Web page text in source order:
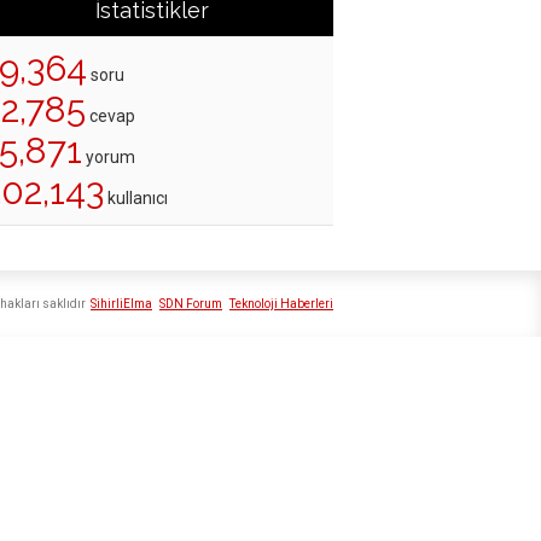
İstatistikler
soru
cevap
yorum
kullanıcı
SihirliElma SDN Forum Teknoloji Haberleri
saklıdır